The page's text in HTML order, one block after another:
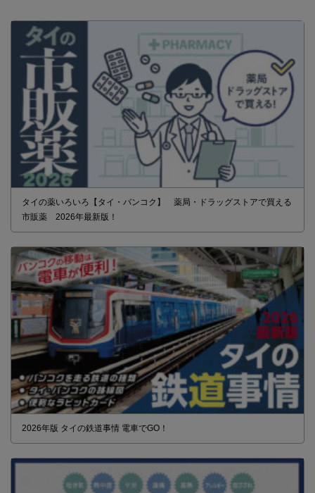
タイの薬いろいろ【タイ・バンコク】 薬局・ドラッグストアで買える
市販薬 2026年最新版！
2026年版 タイの鉄道事情 電車でGO！